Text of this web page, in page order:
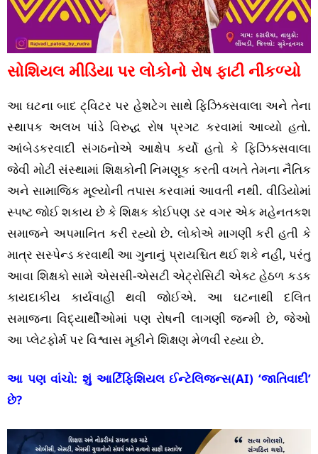
સોશિયલ મીડિયા પર લોકોનો રોષ ફાટી નીકળ્યો
આ ઘટના બાદ ટ્વિટર પર હેશટેગ સાથે ફિઝિક્સવાલા અને તેના
સ્થાપક અલખ પાંડે વિરુદ્ધ રોષ પ્રગટ કરવામાં આવ્યો હતો.
આંબેડકરવાદી સંગઠનોએ આક્ષેપ કર્યો હતો કે ફિઝિક્સવાલા
જેવી મોટી સંસ્થામાં શિક્ષકોની નિમણૂક કરતી વખતે તેમના નૈતિક
અને સામાજિક મૂલ્યોની તપાસ કરવામાં આવતી નથી. વીડિયોમાં
સ્પષ્ટ જોઈ શકાય છે કે શિક્ષક કોઈપણ ડર વગર એક મહેનતકશ
સમાજને અપમાનિત કરી રહ્યો છે. લોકોએ માગણી કરી હતી કે
માત્ર સસ્પેન્ડ કરવાથી આ ગુનાનું પ્રાયશ્ચિત થઈ શકે નહીં, પરંતુ
આવા શિક્ષકો સામે એસસી-એસટી એટ્રોસિટી એક્ટ હેઠળ કડક
કાયદાકીય કાર્યવાહી થવી જોઈએ. આ ઘટનાથી દલિત
સમાજના વિદ્યાર્થીઓમાં પણ રોષની લાગણી જન્મી છે, જેઓ
આ પ્લેટફોર્મ પર વિશ્વાસ મૂકીને શિક્ષણ મેળવી રહ્યા છે.
આ પણ વાંચો: શું આર્ટિફિશિયલ ઈન્ટેલિજન્સ(AI) ‘જાતિવાદી’
છે?